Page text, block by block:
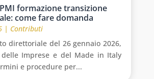
formazione transizione
come fare domanda
| Contributi
direttoriale del 26 gennaio 2026,
Imprese e del Made in Italy
e procedure per...